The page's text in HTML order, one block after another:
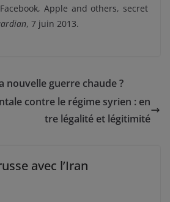
Apple and others, secret
,‎ 7 juin 2013.
nouvelle guerre chaude ?
contre le régime syrien : en
tre légalité et légitimité
avec l’Iran